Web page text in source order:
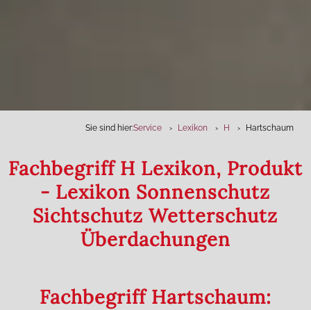
Sie sind hier:Service Lexikon H Hartschaum
Fachbegriff H Lexikon, Produkt
- Lexikon Sonnenschutz
Sichtschutz Wetterschutz
Überdachungen
Fachbegriff Hartschaum: